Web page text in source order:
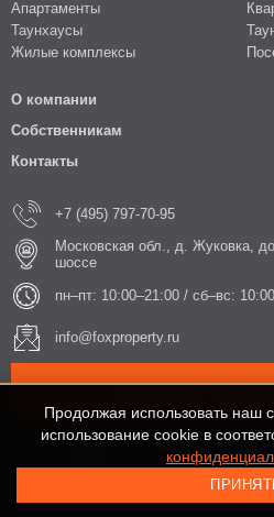
Апартаменты
Таунхаусы
Жилые комплексы
О компании
Собственникам
Контакты
+7 (495) 797-70-95
Московская обл., д. Жуковка,
шоссе
пн–пт: 10:00–21:00 / сб–вс:
info@foxproperty.ru
ЗАКАЗАТЬ
Продолжая использовать наш
использование cookie в